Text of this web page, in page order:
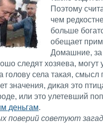
Поэтому
чем
больше
обещает
Домашние, за
следят хозяева, могут
голову села такая,
значения, дикая это
или это улетевший
деньгам.
поверий советуют